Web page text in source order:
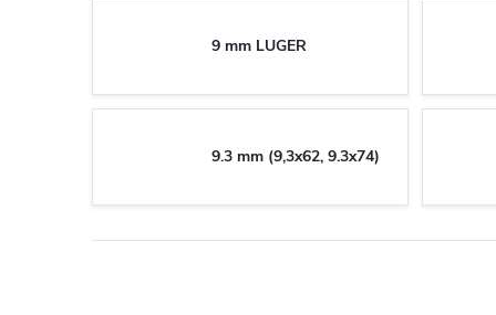
9 mm LUGER
9.3 mm (9,3x62, 9.3x74)